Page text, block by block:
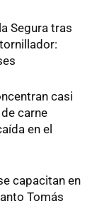
Segura tras
casi
carne
en el
capacitan en
Tomás